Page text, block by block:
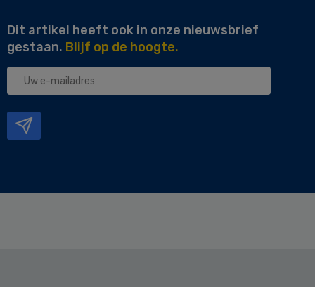
Dit artikel heeft ook in onze nieuwsbrief
gestaan. Blijf op de hoogte.
Uw